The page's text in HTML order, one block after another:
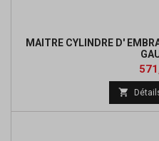
MAITRE CYLINDRE D'
Prix
